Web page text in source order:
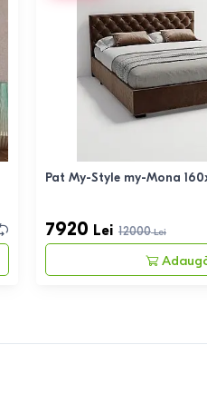
Pat My-Style my-Mona
7920 Lei 12000Lei